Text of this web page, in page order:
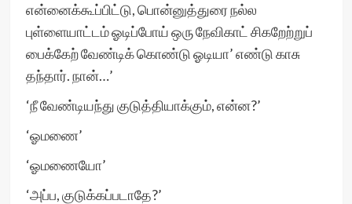
என்னைக்கூப்பிட்டு, பொன்னுத்துரை நல்ல
புள்ளையாட்டம் ஓடிப்போய் ஒரு நேவிகாட் சிகறேற்றுப்
பைக்கேற் வேண்டிக் கொண்டு ஓடியா’ எண்டு காசு
தந்தார். நான்…’
‘நீ வேண்டியந்து குடுத்தியாக்கும், என்ன?’
‘ஓமணை’
‘ஓமணையோ’
‘அப்ப, குடுக்கப்படாதே?’